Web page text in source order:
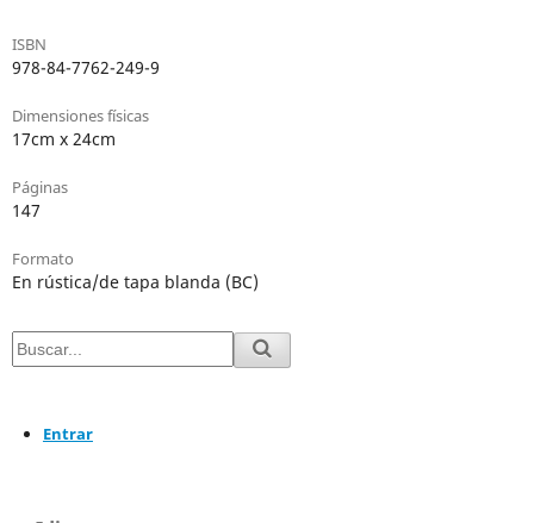
ISBN
978-84-7762-249-9
Dimensiones físicas
17cm x 24cm
Páginas
147
Formato
En rústica/de tapa blanda (BC)
Entrar